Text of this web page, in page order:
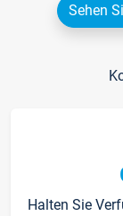
Sehen
Halten Sie